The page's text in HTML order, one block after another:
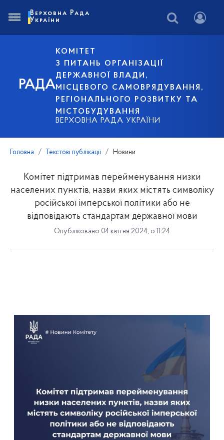
РАДА
КОМІТЕТ
З ПИТАНЬ ОРГАНІЗАЦІЇ
ДЕРЖАВНОЇ ВЛАДИ,
МІСЦЕВОГО САМОВРЯДУВАННЯ,
РЕГІОНАЛЬНОГО РОЗВИТКУ ТА
МІСТОБУДУВАННЯ
ВЕРХОВНА РАДА УКРАЇНИ
Верховна Рада
України
Головна Текстові публікації Новини
Комітет підтримав перейменування низки
населених пунктів, назви яких містять символіку
російської імперської політики або не
відповідають стандартам державної мови
Опубліковано 04 квітня 2024, о 11:24